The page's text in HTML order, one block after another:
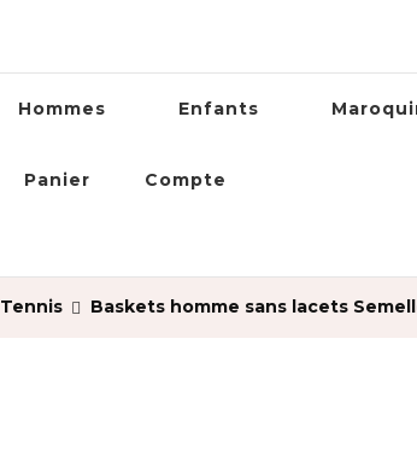
Hommes Enfants
Panier Compte
Tennis Baskets homme sans lacets